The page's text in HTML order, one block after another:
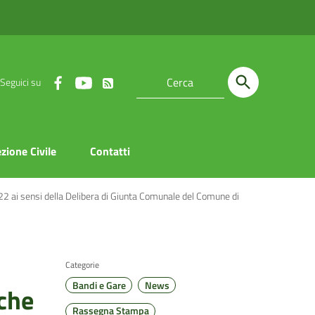
Seguici su
Civile Contatti
sensi della Delibera di Giunta Comunale del Comune di
Categorie
Bandi e Gare
News
Rassegna Stampa